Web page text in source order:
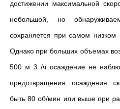
достижении максимальной
небольшой, но
сохраняется при самом низком
Однако при больших объемах
500 м 3 /ч осаждение не
предотвращения осаждения
быть 80 об/мин или выше при